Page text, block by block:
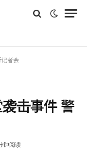
记者会
袭击事件 警
钟阅读